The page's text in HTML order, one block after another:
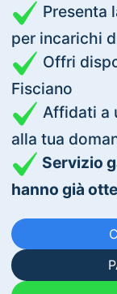
Presenta
per incarichi
Offri
Fisciano
Affidati a
alla tua
Servizio
hanno già